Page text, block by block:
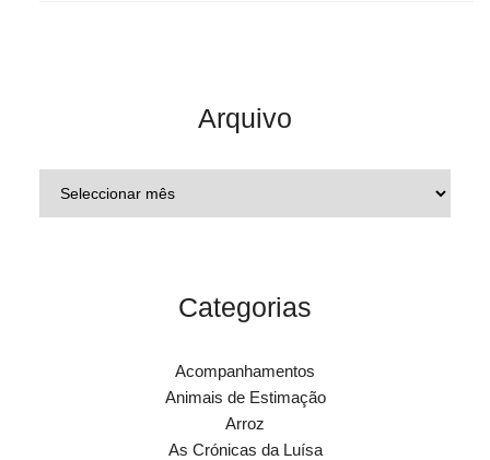
Arquivo
Categorias
Acompanhamentos
Animais de Estimação
Arroz
As Crónicas da Luísa